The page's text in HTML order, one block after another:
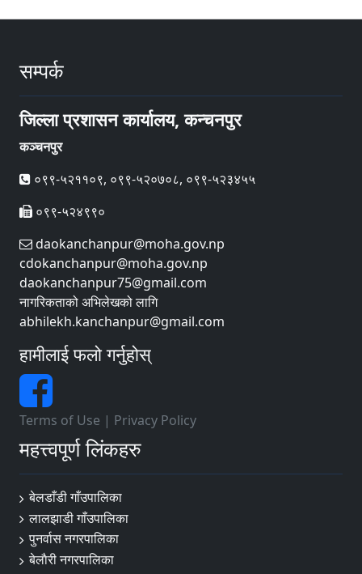
सम्पर्क
जिल्ला प्रशासन कार्यालय, कन्चनपुर
कञ्चनपुर
०९९-५२११०९, ०९९-५२०७०८, ०९९-५२३४५५
०९९-५२४९९०
daokanchanpur@moha.gov.np
cdokanchanpur@moha.gov.np
daokanchanpur75@gmail.com
नागरिकताको अभिलेखको लागि
abhilekh.kanchanpur@gmail.com
हामीलाई फलो गर्नुहोस्
Terms of Use | Privacy Policy
महत्त्वपूर्ण लिंकहरु
बेलडाँडी गाँउपालिका
लालझाडी गाँउपालिका
पुनर्वास नगरपालिका
बेलाैरी नगरपालिका